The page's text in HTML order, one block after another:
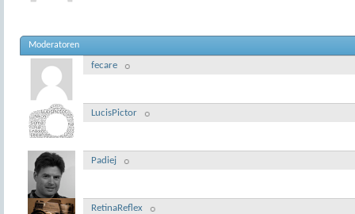
Moderatoren
fecare
LucisPictor
Padiej
RetinaReflex